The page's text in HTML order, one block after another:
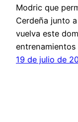
Modric que
Cerdeña junto
vuelva este
19 de julio de